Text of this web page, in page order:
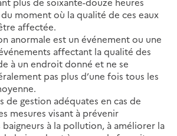
moment où la qualité de ces eaux
affectée.
anormale est un événement ou une
affectant la qualité des
à un endroit donné et ne se
pas plus d’une fois tous les
de gestion adéquates en cas de
mesures visant à prévenir
baigneurs à la pollution, à améliorer la